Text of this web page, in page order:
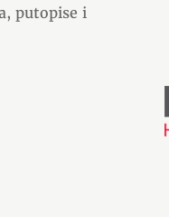
putopise i